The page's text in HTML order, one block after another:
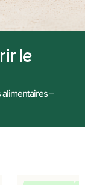
le
–